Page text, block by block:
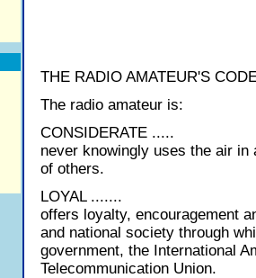
THE RADIO AMATEUR'S
The radio amateur is:
CONSIDERATE .....
never knowingly uses the air
of others.
LOYAL .......
offers loyalty, encouragement
and national society through
government, the International
Telecommunication Union.